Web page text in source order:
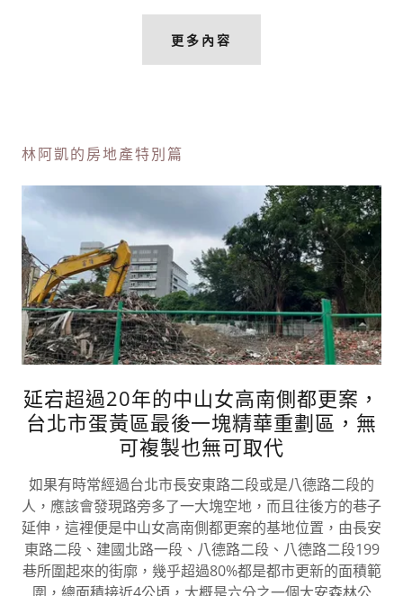
更多內容
林阿凱的房地產特別篇
延宕超過20年的中山女高南側都更案，
台北市蛋黃區最後一塊精華重劃區，無
可複製也無可取代
如果有時常經過台北市長安東路二段或是八德路二段的
人，應該會發現路旁多了一大塊空地，而且往後方的巷子
延伸，這裡便是中山女高南側都更案的基地位置，由長安
東路二段、建國北路一段、八德路二段、八德路二段199
巷所圍起來的街廓，幾乎超過80%都是都市更新的面積範